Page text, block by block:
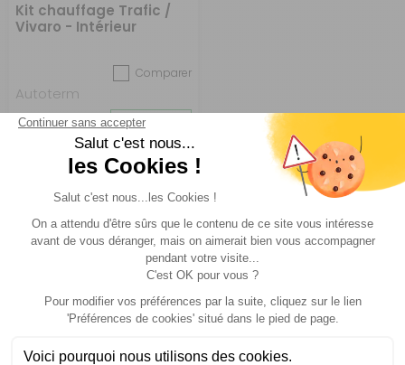
Kit chauffage Trafic /
Vivaro - Intérieur
Comparer
Autoterm
Réf : PACK1466 EN STOCK
ACHETER 891,68 €
Expédié sous 72h Sécurisés